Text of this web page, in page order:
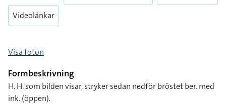
Videolänkar
Visa foton
Formbeskrivning
H. H. som bilden visar, stryker sedan nedför bröstet ber. med
ink. (öppen).